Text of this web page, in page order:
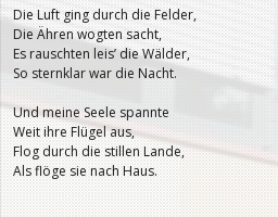
Die Luft ging durch die Felder,
Die Ähren wogten sacht,
Es rauschten leis’ die Wälder,
So sternklar war die Nacht.
Und meine Seele spannte
Weit ihre Flügel aus,
Flog durch die stillen Lande,
Als flöge sie nach Haus.